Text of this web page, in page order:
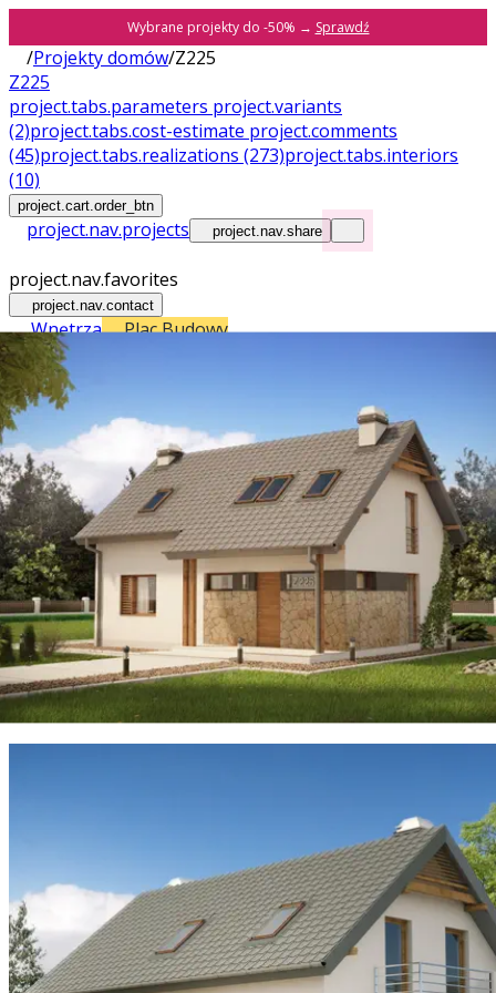
Wybrane projekty do -50% → Sprawdź
/Projekty domów/Z225
Z225
project.tabs.parameters project.variants
(2)project.tabs.cost-estimate project.comments
(45)project.tabs.realizations (273)project.tabs.interiors
(10)
project.cart.order_btn
project.nav.projects project.nav.share
project.nav.favorites
project.nav.contact
Wnętrza Plac Budowy